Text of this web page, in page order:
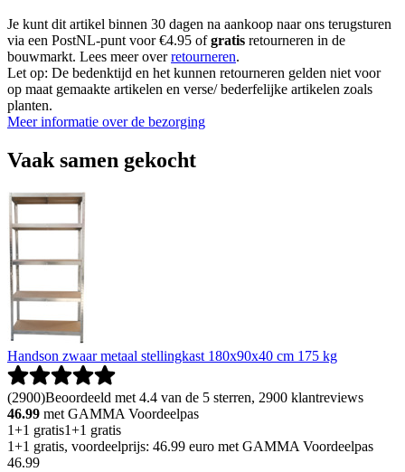
Je kunt dit artikel binnen 30 dagen na aankoop naar ons terugsturen
via een PostNL-punt voor €4.95 ofgratis retourneren in de
bouwmarkt. Lees meer overretourneren.
Let op: De bedenktijd en het kunnen retourneren gelden niet voor
op maat gemaakte artikelen en verse/ bederfelijke artikelen zoals
planten.
Meer informatie over de bezorging
Vaak samen gekocht
Handson zwaar metaal stellingkast 180x90x40 cm 175 kg
(2900)Beoordeeld met 4.4 van de 5 sterren, 2900 klantreviews
46.99 met GAMMA Voordeelpas
1+1 gratis1+1 gratis
1+1 gratis, voordeelprijs: 46.99 euro met GAMMA Voordeelpas
46.99